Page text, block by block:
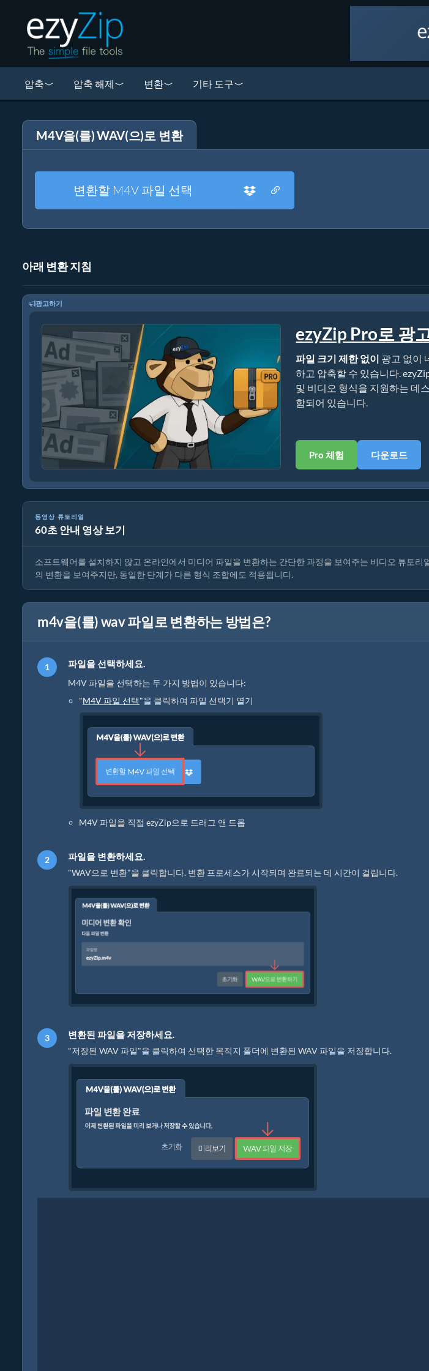
압축 압축 해제 변환 기타 도구
M4V을(를) WAV(으)로 변환
변환할 M4V 파일 선택
아래 변환 지침
광고하기
ezyZip Pro로 광
파일 크기 제한 없이 광고 없이
하고 압축할 수 있습니다.
및 비디오 형식을 지원하는 데
함되어 있습니다.
Pro 체험 다운로드
동영상 튜토리얼
60초 안내 영상 보기
미디어 파일 변환 방법
소프트웨어를 설치하지 않고 온라인에서 미디어 파일을 변환하는 간단한 과정을 보여주는 비디오 튜토리
의 변환을 보여주지만, 동일한 단계가 다른 형식 조합에도 적용됩니다.
m4v을(를) wav 파일로 변환하는 방법은?
파일을 선택하세요.
M4V 파일을 선택하는 두 가지 방법이 있습니다:
"M4V 파일 선택"을 클릭하여 파일 선택기 열기
M4V 파일을 직접 ezyZip으로 드래그 앤 드롭
파일을 변환하세요.
"WAV으로 변환"을 클릭합니다. 변환 프로세스가 시작되며 완료되는 데 시간이 걸립니다.
변환된 파일을 저장하세요.
"저장된 WAV 파일"을 클릭하여 선택한 목적지 폴더에 변환된 WAV 파일을 저장합니다.